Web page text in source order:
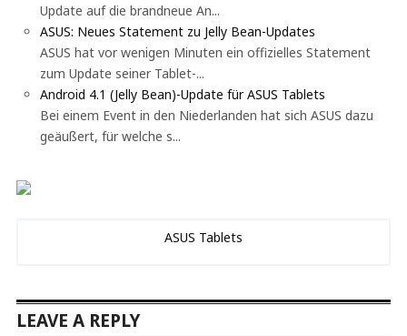
Update auf die brandneue An...
ASUS: Neues Statement zu Jelly Bean-Updates
ASUS hat vor wenigen Minuten ein offizielles Statement
zum Update seiner Tablet-...
Android 4.1 (Jelly Bean)-Update für ASUS Tablets
Bei einem Event in den Niederlanden hat sich ASUS dazu
geäußert, für welche s...
ASUS Tablets
LEAVE A REPLY